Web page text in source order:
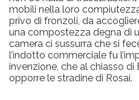
mobili nella loro
privo di fronzoli, da
una compostezza degna di
camera ci sussurra che si
l’indotto commerciale fu
invenzione, che al chiasso di
opporre le stradine di Rosai.